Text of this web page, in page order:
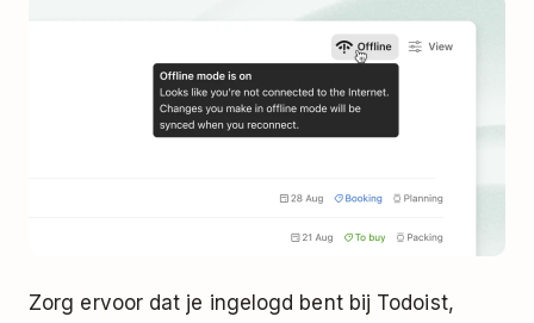
Zorg ervoor dat je ingelogd bent bij Todoist,